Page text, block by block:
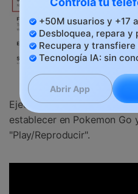
Ejecuta FGL Pro y
establecer en Pokemon Go
"Play/Reproducir".
+50M usuarios y +17
Desbloquea, repara
Recupera y
Tecnología IA: sin
Abrir App